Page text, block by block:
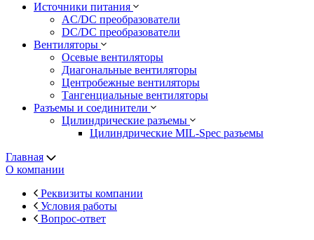
Источники питания
AC/DC преобразователи
DC/DC преобразователи
Вентиляторы
Осевые вентиляторы
Диагональные вентиляторы
Центробежные вентиляторы
Тангенциальные вентиляторы
Разъемы и соединители
Цилиндрические разъемы
Цилиндрические MIL-Spec разъемы
Главная
О компании
Реквизиты компании
Условия работы
Вопрос-ответ